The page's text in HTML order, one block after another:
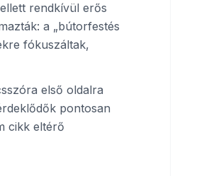
rendkívül erős
a „bútorfestés
fókuszáltak,
első oldalra
pontosan
cikk eltérő